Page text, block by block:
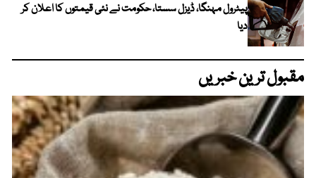
پیٹرول مہنگا، ڈیزل سستا، حکومت نے نئی قیمتوں کا اعلان کر
دیا
مقبول ترین خبریں